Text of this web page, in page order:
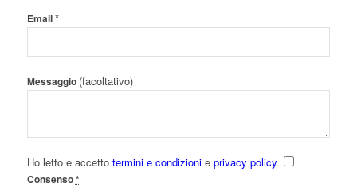
Email*
Messaggio (facoltativo)
Ho letto e accetto termini e condizionie privacy policy
Consenso*